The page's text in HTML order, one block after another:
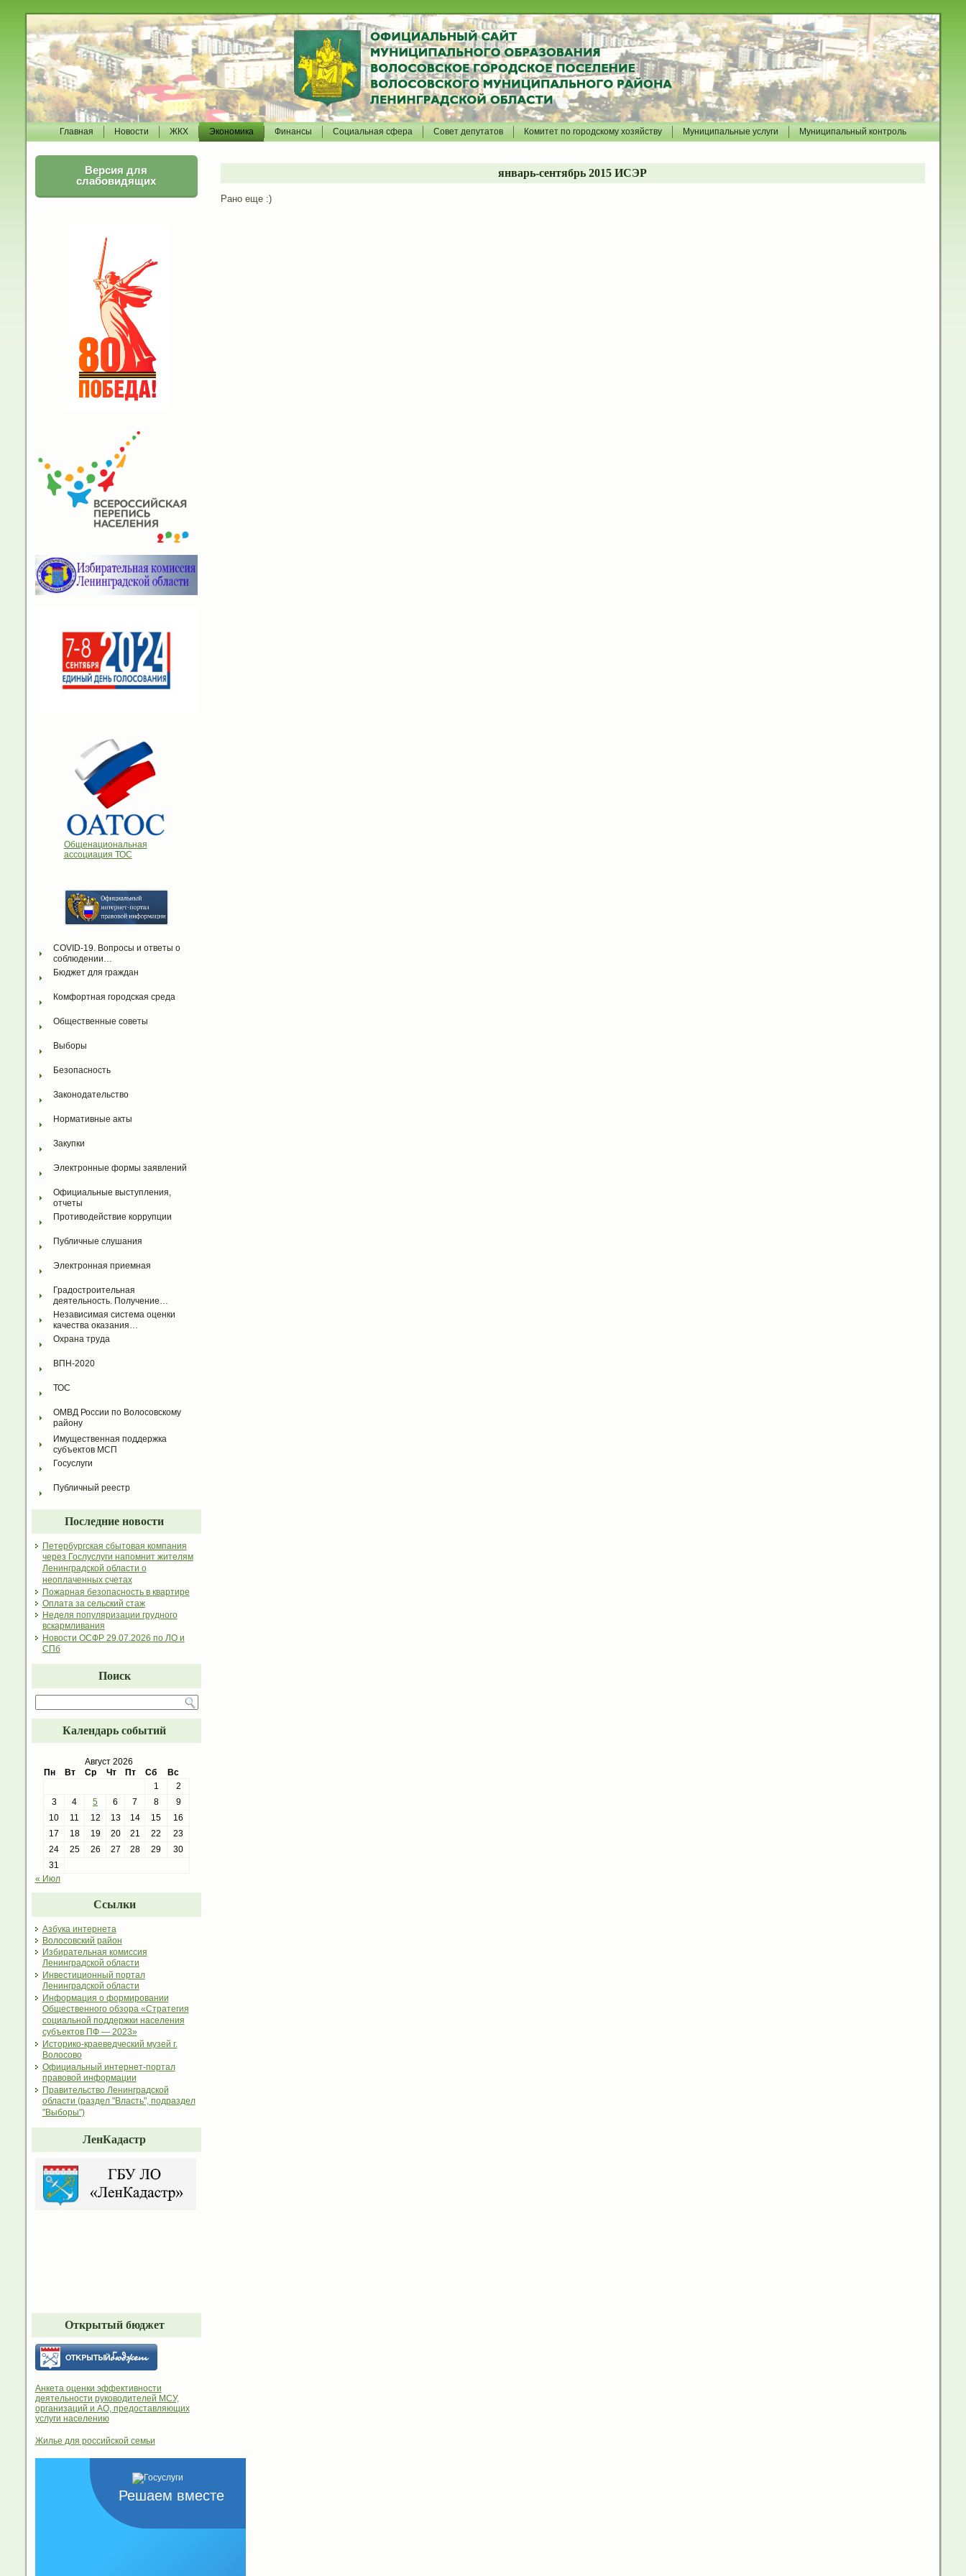
Главная Новости ЖКХ Экономика Финансы Социальная сфера Совет депутатов Комитет по городскому хозяйству Муниципальные услуги Муниципальный контроль
Версия для
слабовидящих
Общенациональная
ассоциация ТОС
COVID-19. Вопросы и ответы о
соблюдении…
Бюджет для граждан
Комфортная городская среда
Общественные советы
Выборы
Безопасность
Законодательство
Нормативные акты
Закупки
Электронные формы заявлений
Официальные выступления,
отчеты
Противодействие коррупции
Публичные слушания
Электронная приемная
Градостроительная
деятельность. Получение…
Независимая система оценки
качества оказания…
Охрана труда
ВПН-2020
ТОС
ОМВД России по Волосовскому
району
Имущественная поддержка
субъектов МСП
Госуслуги
Публичный реестр
Последние новости
Петербургская сбытовая компания
через Гослуслуги напомнит жителям
Ленинградской области о
неоплаченных счетах
Пожарная безопасность в квартире
Оплата за сельский стаж
Неделя популяризации грудного
вскармливания
Новости ОСФР 29.07.2026 по ЛО и
СПб
Поиск
Календарь событий
Август 2026
Пн
Вт Ср Чт Пт Сб
Вс
1
2
3
4 5 6 7 8
9
10
11 12 13 14 15
16
17
18 19 20 21 22
23
24
25 26 27 28 29
30
31
« Июл
Ссылки
Азбука интернета
Волосовский район
Избирательная комиссия
Ленинградской области
Инвестиционный портал
Ленинградской области
Информация о формировании
Общественного обзора «Стратегия
социальной поддержки населения
субъектов ПФ — 2023»
Историко-краеведческий музей г.
Волосово
Официальный интернет-портал
правовой информации
Правительство Ленинградской
области (раздел "Власть", подраздел
"Выборы")
ЛенКадастр
Открытый бюджет
Анкета оценки эффективности
деятельности руководителей МСУ,
организаций и АО, предоставляющих
услуги населению
Жилье для российской семьи
Решаем вместе
январь-сентябрь 2015 ИСЭР
Рано еще :)